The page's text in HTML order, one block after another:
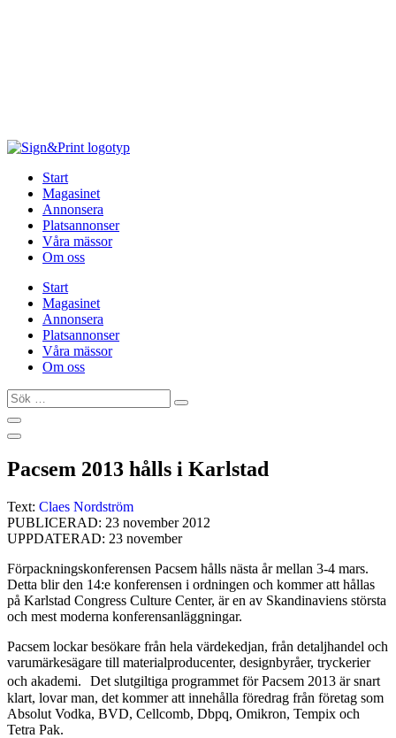
Start
Magasinet
Annonsera
Platsannonser
Våra mässor
Om oss
Start
Magasinet
Annonsera
Platsannonser
Våra mässor
Om oss
Sök
…
Pacsem 2013 hålls i Karlstad
Text: Claes Nordström
PUBLICERAD: 23 november 2012
UPPDATERAD: 23 november
Förpackningskonferensen Pacsem hålls nästa år mellan 3-4 mars.
Detta blir den 14:e konferensen i ordningen och kommer att hållas
på Karlstad Congress Culture Center, är en av Skandinaviens största
och mest moderna konferensanläggningar.
Pacsem lockar besökare från hela värdekedjan, från detaljhandel och
varumärkesägare till materialproducenter, designbyråer, tryckerier
och akademi. Det slutgiltiga programmet för Pacsem 2013 är snart
klart, lovar man, det kommer att innehålla föredrag från företag som
Absolut Vodka, BVD, Cellcomb, Dbpq, Omikron, Tempix och
Tetra Pak.